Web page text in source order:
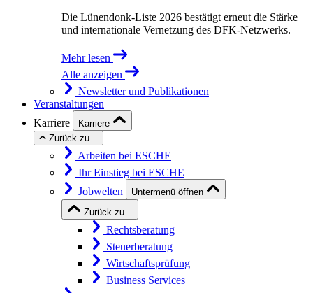
Die Lünendonk-Liste 2026 bestätigt erneut die Stärke
und internationale Vernetzung des DFK-Netzwerks.
Mehr lesen
Alle anzeigen
Newsletter und Publikationen
Veranstaltungen
Karriere
Karriere
Zurück zu...
Arbeiten bei ESCHE
Ihr Einstieg bei ESCHE
Jobwelten
Untermenü öffnen
Zurück zu...
Rechtsberatung
Steuerberatung
Wirtschaftsprüfung
Business Services